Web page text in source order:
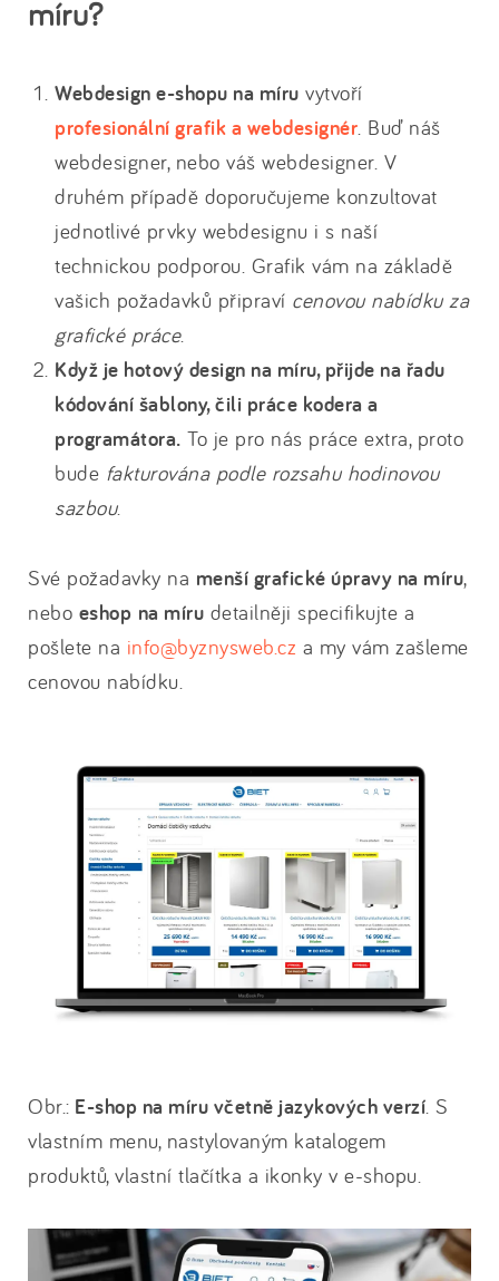
míru?
Webdesign e-shopu na míru vytvoří
profesionální grafik a webdesignér. Buď náš
webdesigner, nebo váš webdesigner. V
druhém případě doporučujeme konzultovat
jednotlivé prvky webdesignu i s naší
technickou podporou. Grafik vám na základě
vašich požadavků připraví cenovou nabídku za
grafické práce.
Když je hotový design na míru, přijde na řadu
kódování šablony, čili práce kodera a
programátora. To je pro nás práce extra, proto
bude fakturována podle rozsahu hodinovou
sazbou.
Své požadavky na menší grafické úpravy na míru,
nebo eshop na míru detailněji specifikujte a
pošlete na info@byznysweb.cz a my vám zašleme
cenovou nabídku.
Obr.: E-shop na míru včetně jazykových verzí . S
vlastním menu, nastylovaným katalogem
produktů, vlastní tlačítka a ikonky v e-shopu.